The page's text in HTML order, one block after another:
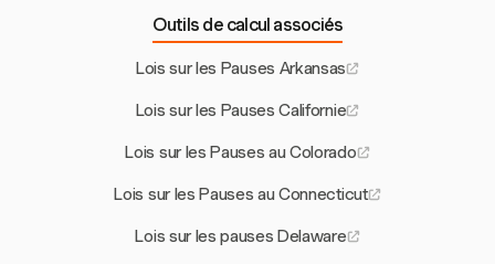
Outils de calcul associés
Lois sur les Pauses Arkansas
Lois sur les Pauses Californie
Lois sur les Pauses au Colorado
Lois sur les Pauses au Connecticut
Lois sur les pauses Delaware